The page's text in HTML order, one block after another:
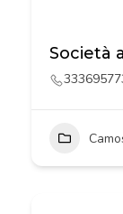
Società